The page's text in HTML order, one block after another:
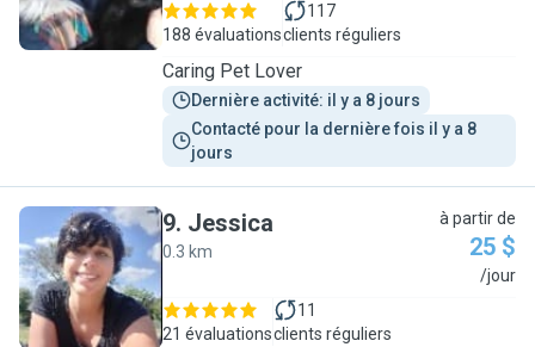
188 évaluations
117
clients réguliers
Caring Pet Lover
Dernière activité: il y a 8 jours
Contacté pour la dernière fois il y a 8
jours
J
9. Jessica
0.3 km
à partir de
25 $
/jour
21 évaluations
11
clients réguliers